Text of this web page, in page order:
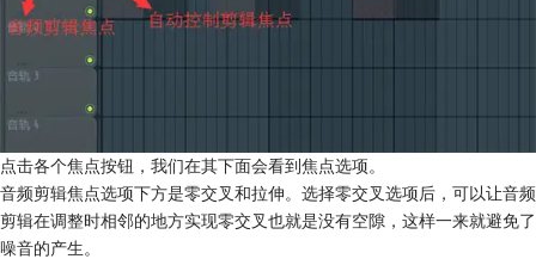
点击各个焦点按钮，我们在其下面会看到焦点选项。
音频剪辑焦点选项下方是零交叉和拉伸。选择零交叉选项后，可以让音频
剪辑在调整时相邻的地方实现零交叉也就是没有空隙，这样一来就避免了
噪音的产生。